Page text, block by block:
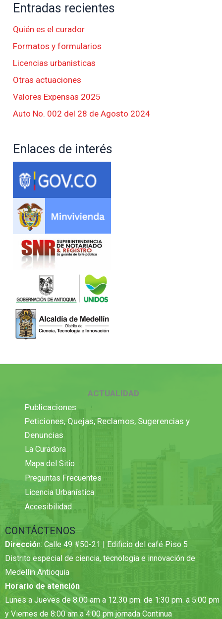
Entradas recientes
Quién es el curador
Formatos y formularios
Licencias urbanisticas
Otras actuaciones
Valores Expensas 2025
Auto No. 002 del 28 de Agosto 2024
Enlaces de interés
ACTUALIDAD
Publicaciones
Peticiones, Quejas, Reclamos, Sugerencias y
Denuncias
La Curadora
Mapa del Sitio
Preguntas Frecuentes
Licencia Urbanística
Accesibilidad
CONTÁCTENOS
Dirección: Calle 49 #50-21 | Edificio del café Piso 5
Distrito especial de ciencia, tecnologia e innovación de
Medellin Antioquia
Horario de atención
Lunes a Jueves de 8:00 am a 12.30 pm. de 1:30 pm. a 5:00 pm
y Viernes de 8:00 am a 4:00 pm jornada Continua